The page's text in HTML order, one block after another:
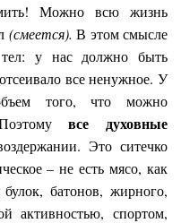
Можно всю жизнь
(смеется). В этом смысле
у нас должно быть
все ненужное. У
того, что можно
Поэтомувсе духовные
Это ситечко
– не есть мясо, как
батонов, жирного,
активностью, спортом,